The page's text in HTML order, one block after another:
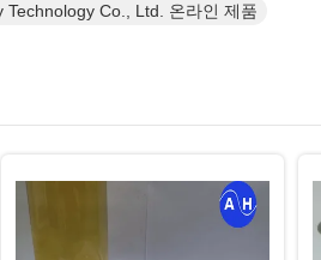
Co., Ltd. 온라인 제품